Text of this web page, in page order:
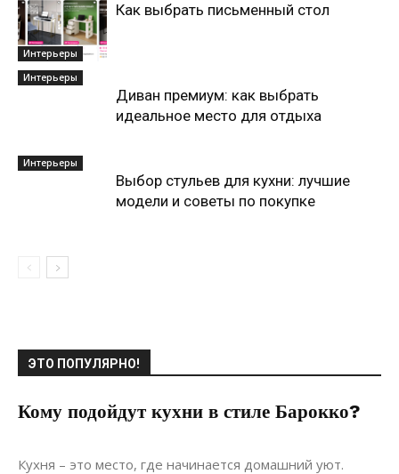
Интерьеры
Как выбрать письменный стол
Интерьеры
Диван премиум: как выбрать
идеальное место для отдыха
Интерьеры
Выбор стульев для кухни: лучшие
модели и советы по покупке
ЭТО ПОПУЛЯРНО!
Кому подойдут кухни в стиле Барокко?
07.02.2022
Кухня – это место, где начинается домашний уют.